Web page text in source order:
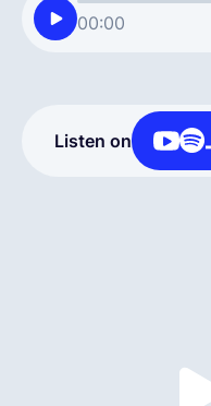
00:00
Listen on
Español